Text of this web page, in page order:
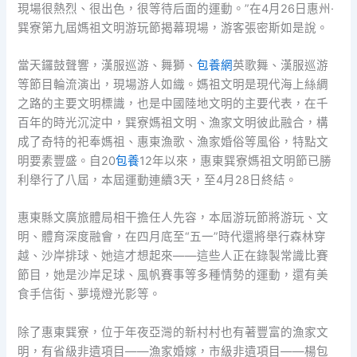
現場很熱烈、很出色，很等待后面的運動。”在4月26日惠州·
巽寮第九屆媽祖文明游玩節揭幕現場，游客張密斯如是說。
當天鑼鼓聲響，漢服巡游、舞獅、包養網英歌舞、漢服巡游
等節目輪流演出，現場游人如織。媽祖文明是現代海上絲綢
之路的主要文明標識，也是中國陸地文明的主要代表，在千
百年的時光沉淀中，巽寮媽祖文明、漁家文明彼此融合，構
成了奇特的祀奉媽祖、惠東漁歌、漁家婚俗等風俗，特點文
明要素豐盛。自20包養12年以來，惠東巽寮媽祖文明節已勝
利舉行了八屆，本屆運動連續3天，至4月28日終結。
惠東縣文廣旅體局相干擔任人先容，本屆游玩節將游玩、文
明、體育深度融會，在四月底至“五一”時代還將舉行森林穿
越、沙岸排球、她這才想起來——這些人正在錄製常識比賽
節目，她是沙岸足球、風帆賽事等多種情勢的運動，還有美
食手信街、夢境燈光影等。
除了惠東巽寮，位于年夜亞灣的新村村也有著豐富的漁家文
明，有省級非遺項目——漁家婚嫁，市級非遺項目——楊包